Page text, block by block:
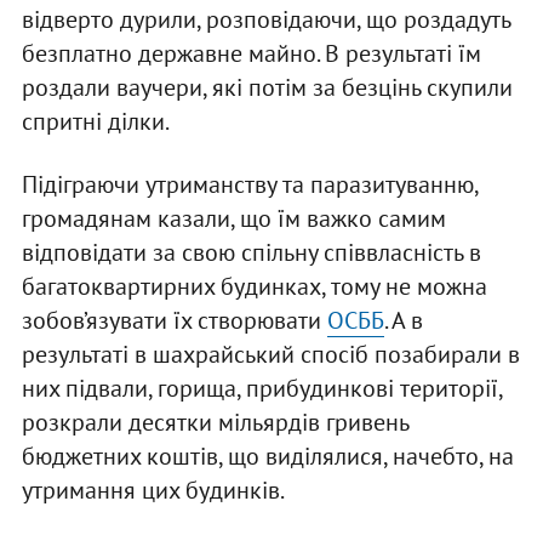
відверто дурили, розповідаючи, що роздадуть
безплатно державне майно. В результаті їм
роздали ваучери, які потім за безцінь скупили
спритні ділки.
Підіграючи утриманству та паразитуванню,
громадянам казали, що їм важко самим
відповідати за свою спільну співвласність в
багатоквартирних будинках, тому не можна
зобов’язувати їх створювати ОСББ. А в
результаті в шахрайський спосіб позабирали в
них підвали, горища, прибудинкові території,
розкрали десятки мільярдів гривень
бюджетних коштів, що виділялися, начебто, на
утримання цих будинків.